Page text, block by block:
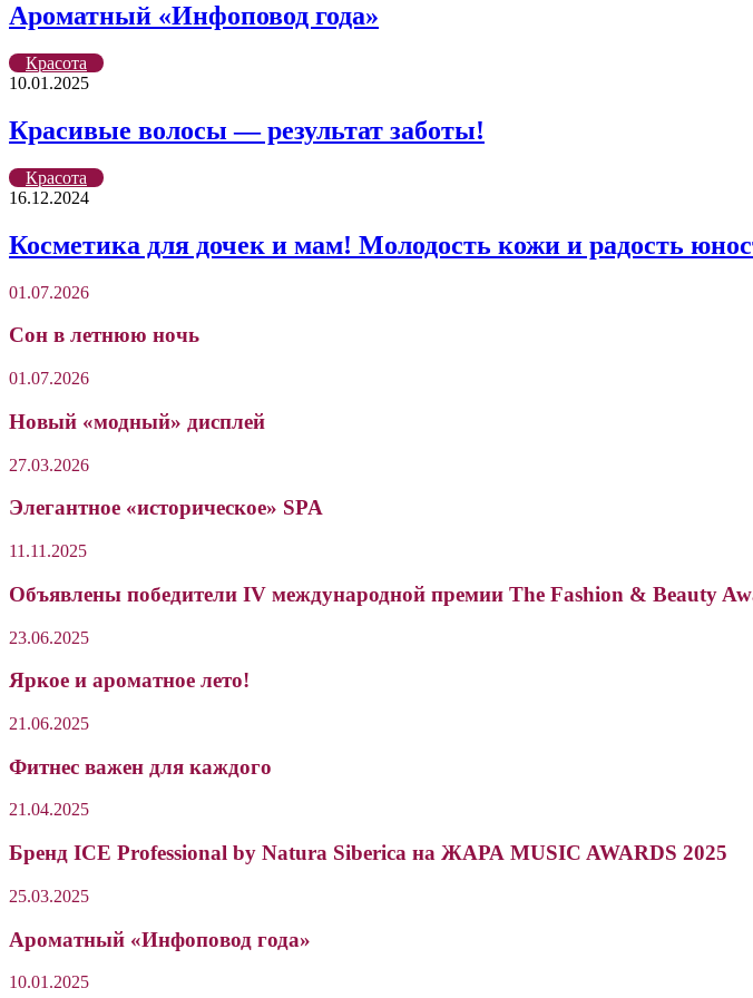
Ароматный «Инфоповод года»
Красота
10.01.2025
Красивые волосы — результат заботы!
Красота
16.12.2024
Косметика для дочек и мам! Молодость кожи и радость
01.07.2026
Сон в летнюю ночь
01.07.2026
Новый «модный» дисплей
27.03.2026
Элегантное «историческое» SPA
11.11.2025
Объявлены победители IV международной премии The Fashion & Beauty
23.06.2025
Яркое и ароматное лето!
21.06.2025
Фитнес важен для каждого
21.04.2025
Бренд ICE Professional by Natura Siberica на ЖАРА MUSIC AWARDS 2025
25.03.2025
Ароматный «Инфоповод года»
10.01.2025